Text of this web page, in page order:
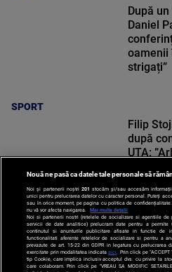
SPORT
După
Daniel
oamenii
strigați”
SPORT
Filip
după
UTA:
Nouă ne pasă ca datele tale personale să
Noi și partenerii noștri 201 stocăm și/sau accesăm
unici pentru prelucrarea datelor cu caracter personal. Puteți
sau în orice moment, pe pagina cu politica de
nu vă vor afecta navigarea.
Mai multe detalii
Noi si partenerii nostri (retelele de socializare si agentiile de
servicii de date analitice) prelucram date pentru a permite
continutul si anunturile publicitare afisate in functie de
functionalitati aferente retelelor de socializare si pentru a
prevazute de art. 15-22 din GDPR in legatura cu
exercitate prin modalitatea indicataaici . Prin click pe
tip Cookie, care implica inclusiv acceptul dvs. cu privire la
care colaboram. Prin click pe “VREAU SA MODIFIC